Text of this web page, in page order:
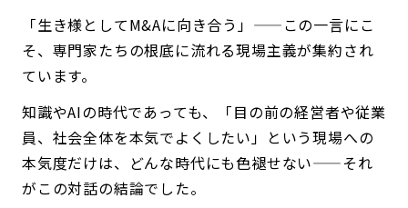
「生き様としてM&Aに向き合う」——この一言にこ
そ、専門家たちの根底に流れる現場主義が集約され
ています。
知識やAIの時代であっても、「目の前の経営者や従業
員、社会全体を本気でよくしたい」という現場への
本気度だけは、どんな時代にも色褪せない——それ
がこの対話の結論でした。